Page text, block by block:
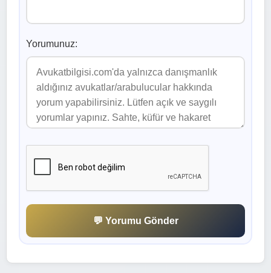
Yorumunuz:
💬 Yorumu Gönder